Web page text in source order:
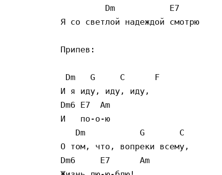
Dm           E7
Я со светлой надеждой смотрю
Припев:
Dm   G     C      F
И я иду, иду, иду,
Dm6 E7  Am
И   по-о-ю
Dm           G       C
О том, что, вопреки всему,
Dm6     E7      Am